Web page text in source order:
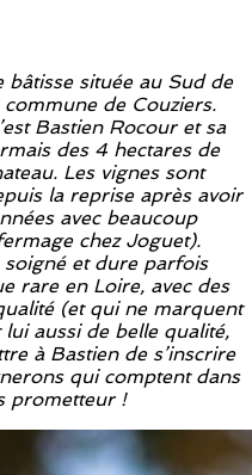
bâtisse située au Sud de
de Couziers.
Bastien Rocour et sa
des 4 hectares de
Les vignes sont
la reprise après avoir
avec beaucoup
chez Joguet).
soigné et dure parfois
rare en Loire, avec des
(et qui ne marquent
aussi de belle qualité,
à Bastien de s’inscrire
qui comptent dans
prometteur !